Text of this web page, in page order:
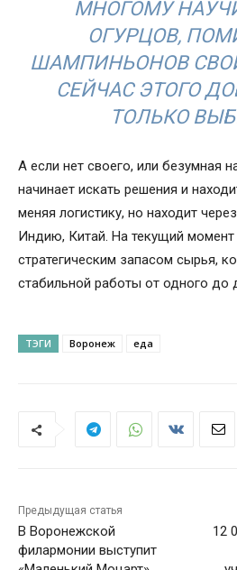
МНОГОМУ
ОГУРЦОВ,
ШАМПИНЬОНОВ
СЕЙЧАС ЭТОГО
ТОЛЬКО
А если нет своего, или безумная
начинает искать решения и
меняя логистику, но находит
Индию, Китай. На текущий
стратегическим запасом сырья,
стабильной работы от одного до
ТЭГИ Воронеж еда
Предыдущая статья
В Воронежской
филармонии выступит
12